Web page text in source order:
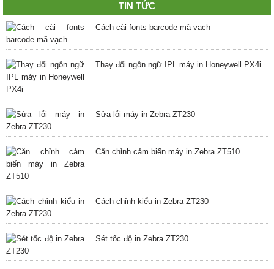
TIN TỨC
Cách cài fonts barcode mã vạch
Thay đổi ngôn ngữ IPL máy in Honeywell PX4i
Sửa lỗi máy in Zebra ZT230
Căn chỉnh cảm biến máy in Zebra ZT510
Cách chỉnh kiểu in Zebra ZT230
Sét tốc độ in Zebra ZT230